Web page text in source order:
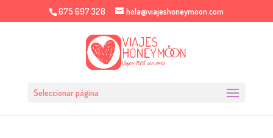
675 697 328 hola@viajeshoneymoon.com
Seleccionar página